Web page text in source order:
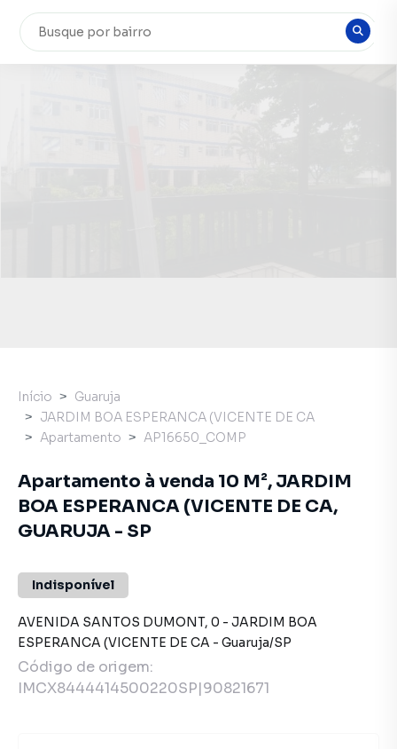
Início
Guaruja
JARDIM BOA ESPERANCA (VICENTE DE CA
Apartamento
AP16650_COMP
Apartamento à venda 10 M², JARDIM
BOA ESPERANCA (VICENTE DE CA,
GUARUJA - SP
Indisponível
AVENIDA SANTOS DUMONT, 0 - JARDIM BOA
ESPERANCA (VICENTE DE CA - Guaruja/SP
Código de origem:
IMCX8444414500220SP|90821671